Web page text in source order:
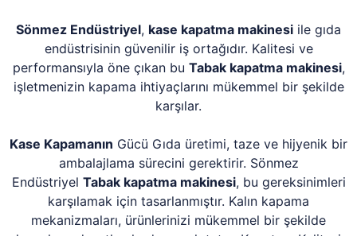
Sönmez Endüstriyel, kase kapatma makinesi ile gıda
endüstrisinin güvenilir iş ortağıdır. Kalitesi ve
performansıyla öne çıkan bu Tabak kapatma makinesi,
işletmenizin kapama ihtiyaçlarını mükemmel bir şekilde
karşılar.
Kase Kapamanın Gücü Gıda üretimi, taze ve hijyenik bir
ambalajlama sürecini gerektirir. Sönmez
Endüstriyel Tabak kapatma makinesi, bu gereksinimleri
karşılamak için tasarlanmıştır. Kalın kapama
mekanizmaları, ürünlerinizi mükemmel bir şekilde